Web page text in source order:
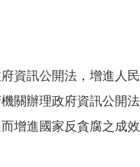
資訊公開法，增進人
關辦理政府資訊公開
增進國家反貪腐之成效